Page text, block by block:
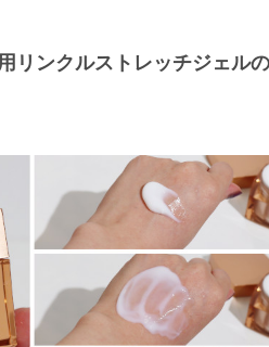
リンクルストレッチジェルの